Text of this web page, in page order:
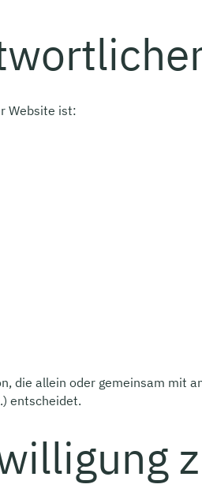
Website ist:
die allein oder gemeinsam mit
entscheidet.